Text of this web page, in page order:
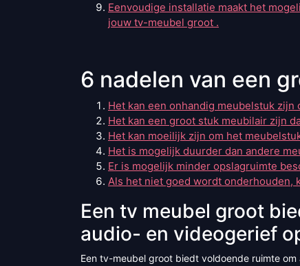
Eenvoudige installatie maakt het
jouw tv-meubel groot .
6 nadelen van een
Het kan een onhandig meubelstuk zijn
Het kan een groot stuk meubilair zijn
Het kan moeilijk zijn om het
Het is mogelijk duurder dan andere
Er is mogelijk minder opslagruimte
Als het niet goed wordt onderhouden,
Een tv meubel groot
audio- en videogerief
Een tv-meubel groot biedt voldoende ruimte